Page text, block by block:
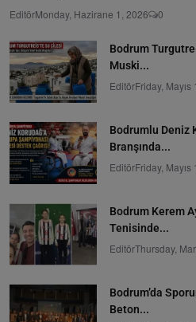
EditörMonday, Hazirane 1, 2026 0
Bodrum
Muski...
EditörFriday, Mayıs
Bodrumlu Deniz
Branşında...
EditörFriday, Mayıs
Bodrum Kerem
Tenisinde...
EditörThursday,
Bodrum’da
Beton...